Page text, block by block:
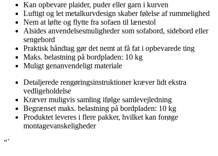
Kan opbevare plaider, puder eller garn i kurven
Luftigt og let metalkurvdesign skaber følelse af rummelighed
Nem at løfte og flytte fra sofaen til lænestol
Alsides anvendelsesmuligheder som sofabord, sidebord eller
sengebord
Praktisk håndtag gør det nemt at få fat i opbevarede ting
Maks. belastning på bordpladen: 10 kg
Muligt genanvendeligt materiale
Detaljerede rengøringsinstruktioner kræver lidt ekstra
vedligeholdelse
Kræver muligvis samling ifølge samlevejledning
Begrænset maks. belastning på bordpladen: 10 kg
Produktet leveres i flere pakker, hvilket kan forøge
montagevanskeligheder
“`